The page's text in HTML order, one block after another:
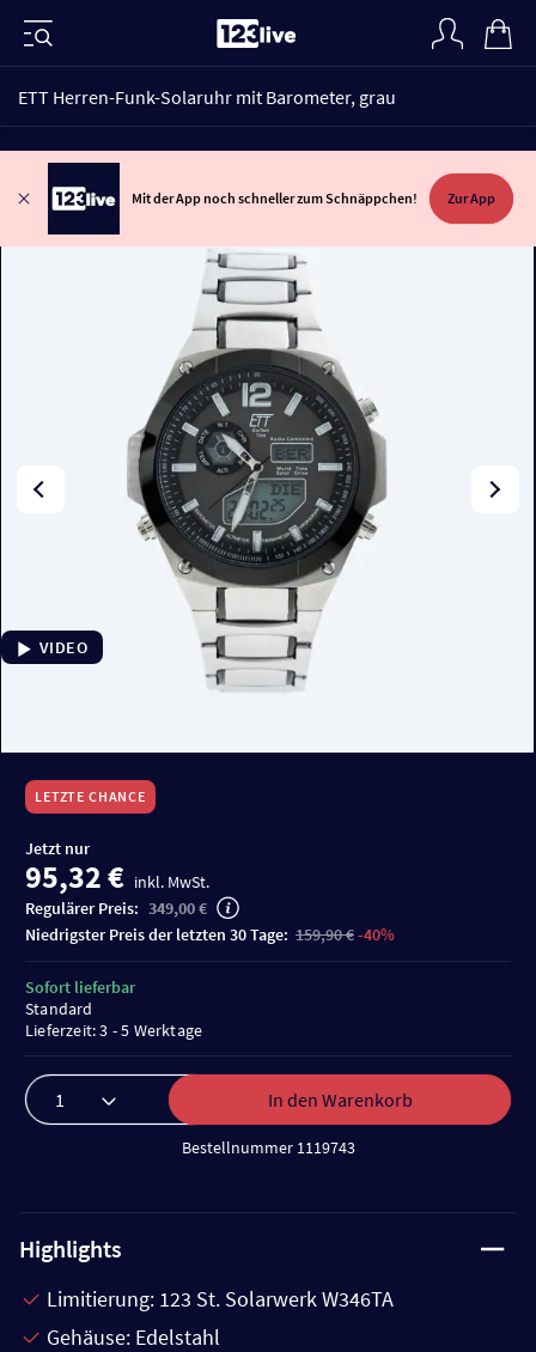
ETT Herren-Funk-Solaruhr mit Barometer, grau
Mit der App noch schneller zum Schnäppchen! Zur App
VIDEO
LETZTE CHANCE
Jetzt nur
95,32 € inkl. MwSt.
Regulärer Preis: 349,00 €
niedrigster Preis der letzten 30 Tage: 159,90 €-40%
In den Warenkorb
Bestellnummer 1119743
Sofort lieferbar
Standard
Lieferzeit: 3 - 5 Werktage
Highlights
Limitierung: 123 St. Solarwerk W346TA
Gehäuse: Edelstahl